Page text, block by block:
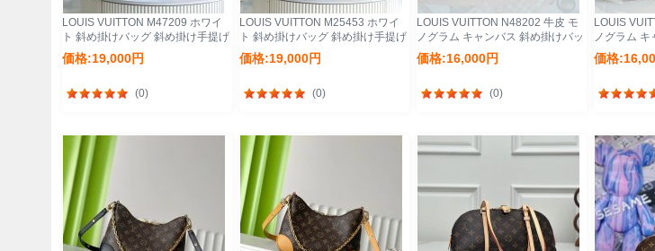
LOUIS VUITTON M47209 ホワイ
ト 斜め掛けバッグ 斜め掛け手提げ
28x20x11cm サイズ:28x20x11cm
価格:19,000円
(0)
LOUIS VUITTON M25453 ホワイ
ト 斜め掛けバッグ 斜め掛け手提げ
28x20x11cm サイズ:28x20x11cm
価格:19,000円
(0)
LOUIS VUITTON N48202 牛皮 モ
ノグラム キャンバス 斜め掛けバッ
グ レディース斜め掛け
28x20x11cm サイズ:28x20x11cm
価格:16,000円
(0)
LOUIS
ノグラム キ
グ レディー
価格